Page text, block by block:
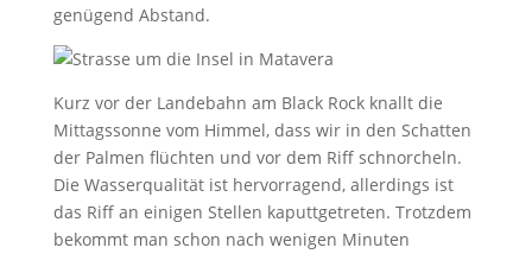
genügend Abstand.
Kurz vor der Landebahn am Black Rock knallt die
Mittagssonne vom Himmel, dass wir in den Schatten
der Palmen flüchten und vor dem Riff schnorcheln.
Die Wasserqualität ist hervorragend, allerdings ist
das Riff an einigen Stellen kaputtgetreten. Trotzdem
bekommt man schon nach wenigen Minuten